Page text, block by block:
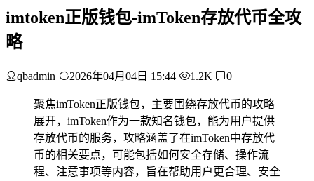
imtoken正版钱包-imToken存放代币全攻
略
qbadmin 2026年04月04日 15:44 1.2K 0
聚焦imToken正版钱包，主要围绕存放代币的攻略
展开，imToken作为一款知名钱包，能为用户提供
存放代币的服务，攻略涵盖了在imToken中存放代
币的相关要点，可能包括如何安全存储、操作流
程、注意事项等内容，旨在帮助用户更合理、安全